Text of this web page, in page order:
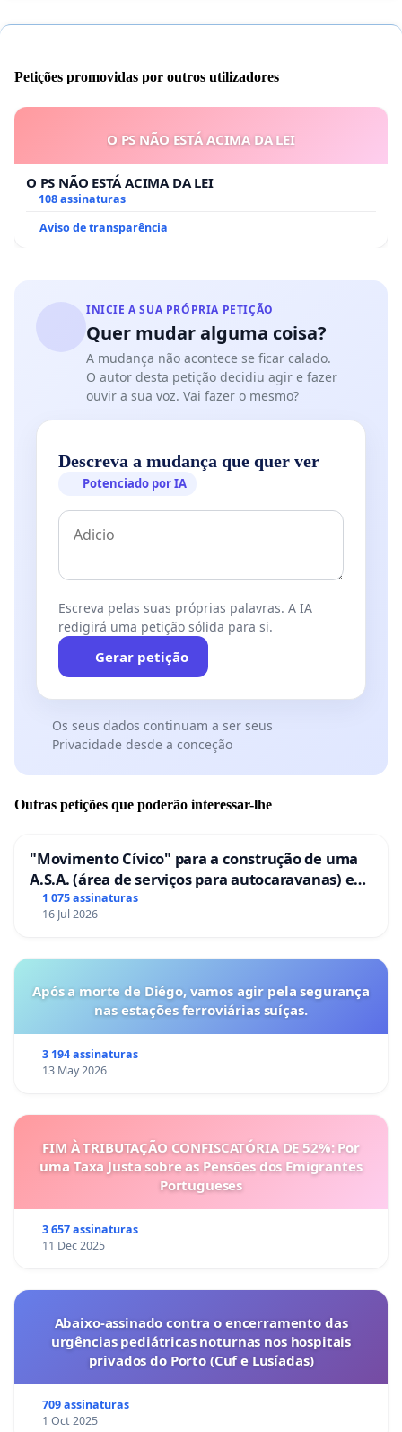
Petições promovidas por outros utilizadores
O PS NÃO ESTÁ ACIMA DA LEI
O PS NÃO ESTÁ ACIMA DA LEI
108 assinaturas
Aviso de transparência
INICIE A SUA PRÓPRIA PETIÇÃO
Quer mudar alguma coisa?
A mudança não acontece se ficar calado.
O autor desta petição decidiu agir e fazer
ouvir a sua voz. Vai fazer o mesmo?
Descreva a mudança que quer ver
Potenciado por IA
Escreva pelas suas próprias palavras. A IA
redigirá uma petição sólida para si.
Gerar petição
Os seus dados continuam a ser seus
Privacidade desde a conceção
Outras petições que poderão interessar-lhe
"Movimento Cívico" para a construção de uma
A.S.A. (área de serviços para autocaravanas) em
Coimbra
1 075 assinaturas
16 Jul 2026
Após a morte de Diégo, vamos agir pela segurança
nas estações ferroviárias suíças.
3 194 assinaturas
13 May 2026
FIM À TRIBUTAÇÃO CONFISCATÓRIA DE 52%: Por
uma Taxa Justa sobre as Pensões dos Emigrantes
Portugueses
3 657 assinaturas
11 Dec 2025
Abaixo-assinado contra o encerramento das
urgências pediátricas noturnas nos hospitais
privados do Porto (Cuf e Lusíadas)
709 assinaturas
1 Oct 2025